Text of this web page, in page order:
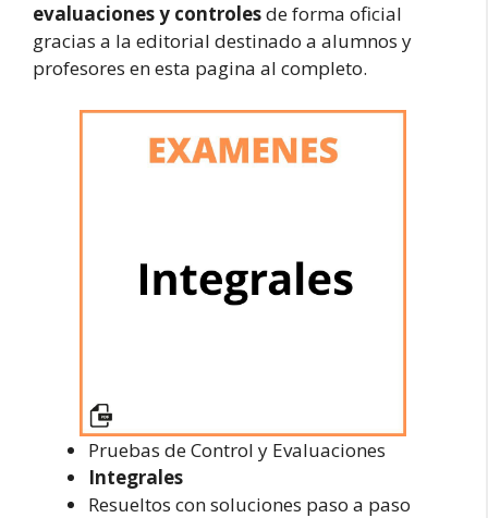
evaluaciones y controlesde forma oficial
gracias a la editorial destinado a alumnos y
profesores en esta pagina al completo.
Pruebas de Control y Evaluaciones
Integrales
Resueltos con soluciones paso a paso